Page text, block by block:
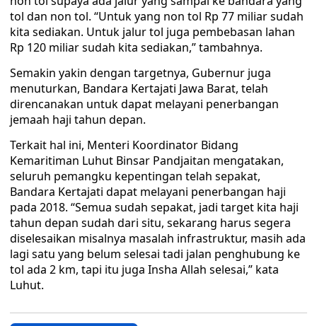
tol dan non tol. “Untuk yang non tol Rp 77 miliar sudah
kita sediakan. Untuk jalur tol juga pembebasan lahan
Rp 120 miliar sudah kita sediakan,” tambahnya.
Semakin yakin dengan targetnya, Gubernur juga
menuturkan, Bandara Kertajati Jawa Barat, telah
direncanakan untuk dapat melayani penerbangan
jemaah haji tahun depan.
Terkait hal ini, Menteri Koordinator Bidang
Kemaritiman Luhut Binsar Pandjaitan mengatakan,
seluruh pemangku kepentingan telah sepakat,
Bandara Kertajati dapat melayani penerbangan haji
pada 2018. “Semua sudah sepakat, jadi target kita haji
tahun depan sudah dari situ, sekarang harus segera
diselesaikan misalnya masalah infrastruktur, masih ada
lagi satu yang belum selesai tadi jalan penghubung ke
tol ada 2 km, tapi itu juga Insha Allah selesai,” kata
Luhut.